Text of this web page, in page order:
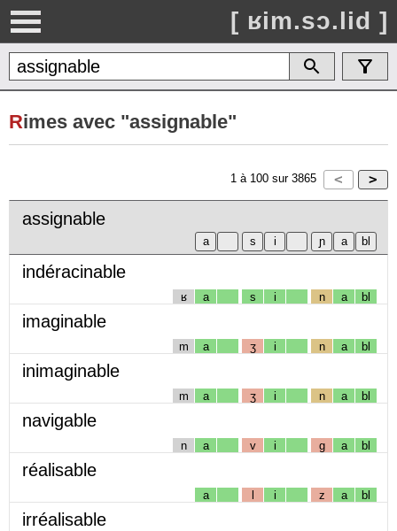
[ ʁim.sɔ.lid ]
Rimes avec "assignable"
1 à 100 sur 3865
assignable
indéracinable
ʁ a s i n a bl
imaginable
m a ʒ i n a bl
inimaginable
m a ʒ i n a bl
navigable
n a v i g a bl
réalisable
a l i z a bl
irréalisable